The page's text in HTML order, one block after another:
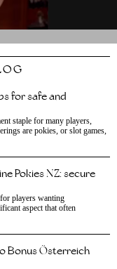
for safe and
staple for many players,
are pokies, or slot games,
Pokies NZ: secure
players wanting
aspect that often
Bonus Österreich